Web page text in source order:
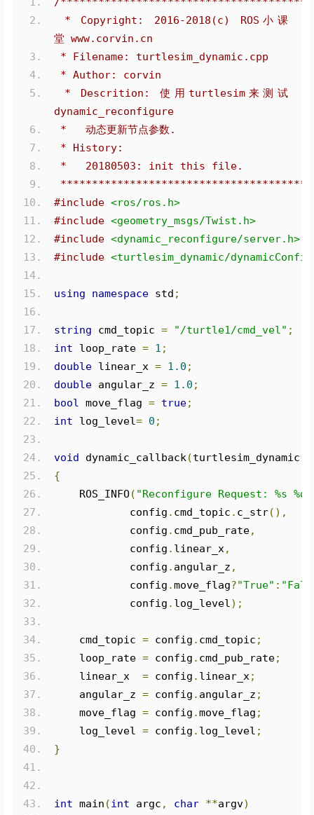
* Copyright: 2016-2018(c) ROS小课
堂 www.corvin.cn
* Filename: turtlesim_dynamic.cpp
* Author: corvin
* Descrition: 使用turtlesim来测试
dynamic_reconfigure
*   动态更新节点参数.
* History:
*   20180503: init this file.
#include <ros/ros.h>
#include <geometry_msgs/Twist.h>
#include <dynamic_reconfigure/server.h>
#include <turtlesim_dynamic/
using namespace std ;
string cmd_topic = "/turtle1/cmd_vel" ;
int loop_rate = 1 ;
double linear_x = 1.0 ;
double angular_z = 1.0 ;
bool move_flag = true;
int log_level= 0 ;
void dynamic_callback(turtlesim_dynamic
{
ROS_INFO( "Reconfigure Request: %s %d
config . cmd_topic . c_str(),
config . cmd_pub_rate,
config . linear_x,
config . angular_z ,
config .move_flag?"True" :
config . log_level);
cmd_topic = config . cmd_topic ;
loop_rate = config . cmd_pub_rate;
linear_x = config . linear_x;
angular_z = config . angular_z ;
move_flag = config .move_flag ;
log_level = config . log_level ;
}
int main (int argc , char **argv)